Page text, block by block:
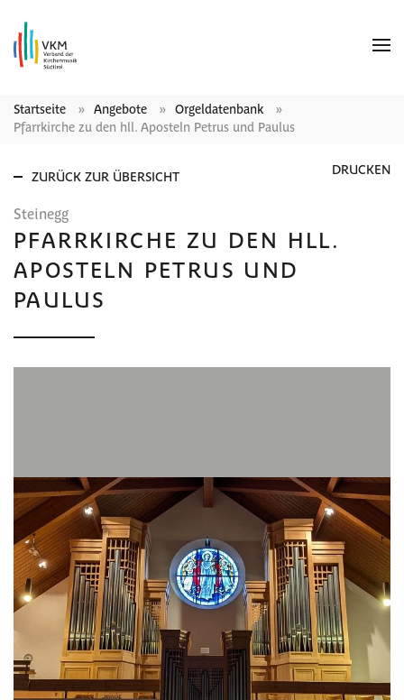
Startseite Angebote
Orgeldatenbank
Pfarrkirche zu den hll. Aposteln Petrus und Paulus
ZURÜCK ZUR ÜBERSICHT DRUCKEN
Steinegg
PFARRKIRCHE ZU DEN HLL.
APOSTELN PETRUS UND
PAULUS